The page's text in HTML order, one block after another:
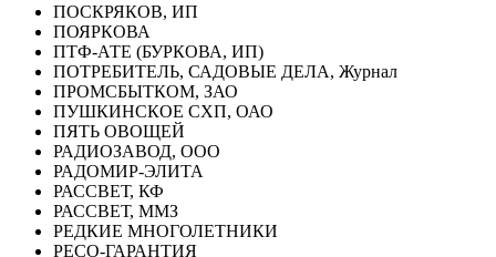
ПОСКРЯКОВ, ИП
ПОЯРКОВА
ПТФ-АТЕ (БУРКОВА, ИП)
ПОТРЕБИТЕЛЬ, САДОВЫЕ ДЕЛА, Журнал
ПРОМСБЫТКОМ, ЗАО
ПУШКИНСКОЕ СХП, ОАО
ПЯТЬ ОВОЩЕЙ
РАДИОЗАВОД, ООО
РАДОМИР-ЭЛИТА
РАССВЕТ, КФ
РАССВЕТ, ММЗ
РЕДКИЕ МНОГОЛЕТНИКИ
РЕСО-ГАРАНТИЯ